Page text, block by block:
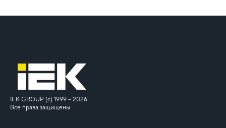
IEK GROUP (c) 1999 – 2026
Все права защищены